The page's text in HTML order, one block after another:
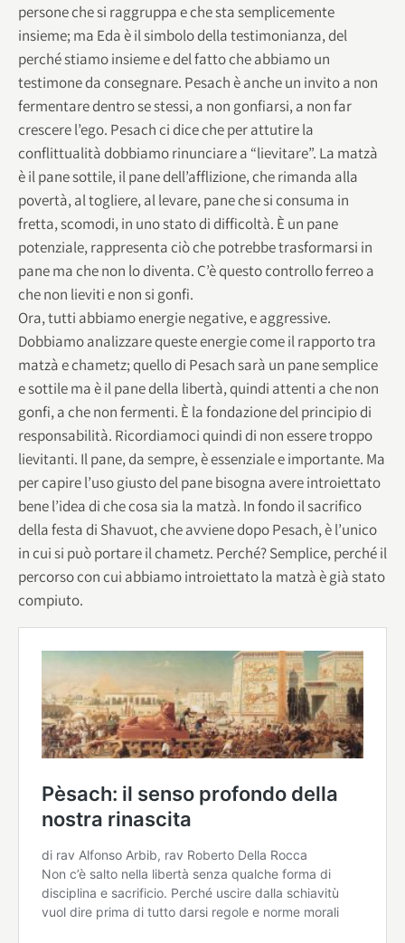
persone che si raggruppa e che sta semplicemente
insieme; ma Eda è il simbolo della testimonianza, del
perché stiamo insieme e del fatto che abbiamo un
testimone da consegnare. Pesach è anche un invito a non
fermentare dentro se stessi, a non gonfiarsi, a non far
crescere l’ego. Pesach ci dice che per attutire la
conflittualità dobbiamo rinunciare a “lievitare”. La matzà
è il pane sottile, il pane dell’afflizione, che rimanda alla
povertà, al togliere, al levare, pane che si consuma in
fretta, scomodi, in uno stato di difficoltà. È un pane
potenziale, rappresenta ciò che potrebbe trasformarsi in
pane ma che non lo diventa. C’è questo controllo ferreo a
che non lieviti e non si gonfi.
Ora, tutti abbiamo energie negative, e aggressive.
Dobbiamo analizzare queste energie come il rapporto tra
matzà e chametz; quello di Pesach sarà un pane semplice
e sottile ma è il pane della libertà, quindi attenti a che non
gonfi, a che non fermenti. È la fondazione del principio di
responsabilità. Ricordiamoci quindi di non essere troppo
lievitanti. Il pane, da sempre, è essenziale e importante. Ma
per capire l’uso giusto del pane bisogna avere introiettato
bene l’idea di che cosa sia la matzà. In fondo il sacrifico
della festa di Shavuot, che avviene dopo Pesach, è l’unico
in cui si può portare il chametz. Perché? Semplice, perché il
percorso con cui abbiamo introiettato la matzà è già stato
compiuto.